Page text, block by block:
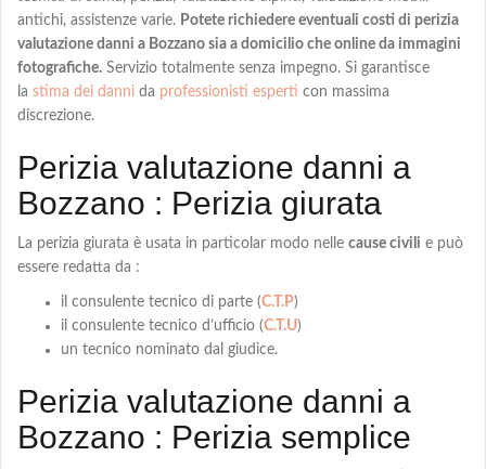
antichi, assistenze varie. Potete richiedere eventuali costi di perizia
valutazione danni a Bozzano sia a domicilio che online da immagini
fotografiche. Servizio totalmente senza impegno. Si garantisce
la stima dei danni da professionisti esperti con massima
discrezione.
Perizia valutazione danni a
Bozzano : Perizia giurata
La perizia giurata è usata in particolar modo nelle cause civili e può
essere redatta da :
il consulente tecnico di parte (C.T.P)
il consulente tecnico d’ufficio (C.T.U)
un tecnico nominato dal giudice.
Perizia valutazione danni a
Bozzano : Perizia semplice